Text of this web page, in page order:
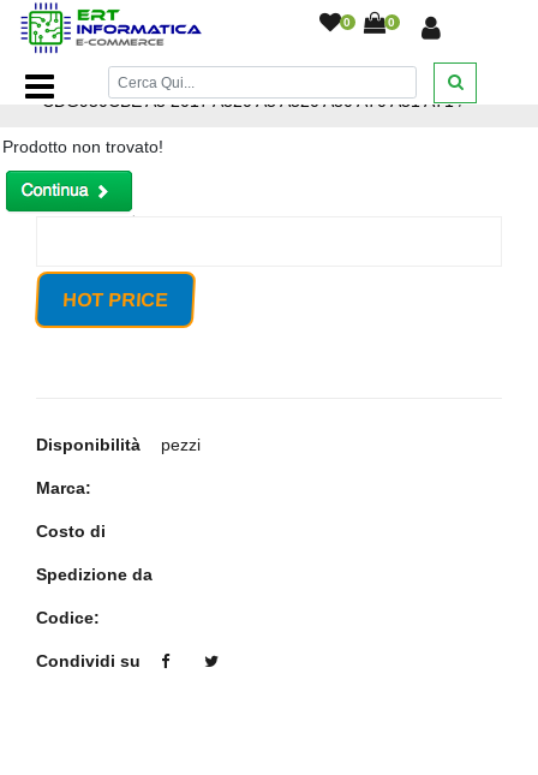
0 0
Home Page/CAVO DATI SAMSUNG ORIGINALE TYPE
CDG950CBE A3 2017 A320 A5 A520 A50 A70 A51 A71/
Prodotto non trovato!
HOT PRICE
Disponibilità pezzi
Marca:
Costo di
Spedizione da
Codice:
Condividi su